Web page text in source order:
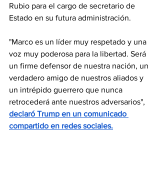
Rubio para el cargo de secretario de
Estado en su futura administración.
"Marco es un líder muy respetado y una
voz muy poderosa para la libertad. Será
un firme defensor de nuestra nación, un
verdadero amigo de nuestros aliados y
un intrépido guerrero que nunca
retrocederá ante nuestros adversarios",
declaró Trump en un comunicado
compartido en redes sociales.